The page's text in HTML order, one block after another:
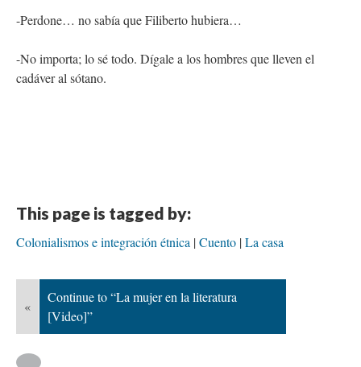
-Perdone… no sabía que Filiberto hubiera…
-No importa; lo sé todo. Dígale a los hombres que lleven el
cadáver al sótano.
This page is tagged by:
Colonialismos e integración étnica Cuento La casa
«
Continue to “La mujer en la literatura
[Video]”